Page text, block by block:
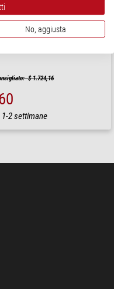
1-2 settimane
$ 1.724,16
1-2 settimane
No, aggiusta